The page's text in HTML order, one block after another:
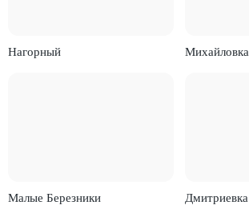
Нагорный Михайловка
Малые Березники Дмитриевка